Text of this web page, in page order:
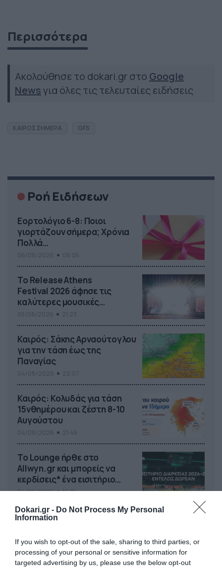
Dokari.gr - Do Not Process My Personal
Information
If you wish to opt-out of the sale, sharing to third parties, or
processing of your personal or sensitive information for
targeted advertising by us, please use the below opt-out
Περισσότερα
Ακολούθησε το dokari.gr στο Google
Newsγια όλες τις τελευταίες ειδήσεις
ΚΑΙΡΟΣ ΣΗΜΕΡΑ GFS
Ροή Ειδήσεων
Εορτολόγιο 6-8: Ποιοι
γιορτάζουν σήμερα; Χρόνια
Πολλά…
Το Release Athens
Festival 2026 άφησε τις
καλύτερες μουσικές
αναμνήσεις
Καιρός: Σάκης Αρναούτογλου
για την τάση έως της
Παναγίας
Καιρός: Κολυδάς για τάση
15νθημέρου και ζέστη 8-10
Αυγούστου
Το Lounge ήρθε στο
Allwyn.gr και μπορείς να
κερδίσεις* ένα εισιτήριο
διαρκείας του
04/08/2026 16:18